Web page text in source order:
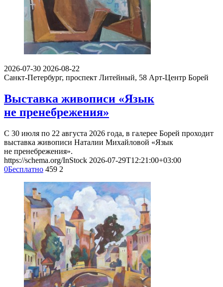
2026-07-30 2026-08-22
Санкт-Петербург, проспект Литейный, 58 Арт-Центр Борей
Выставка живописи «Язык
не пренебрежения»
С 30 июля по 22 августа 2026 года, в галерее Борей проходит
выставка живописи Наталии Михайловой «Язык
не пренебрежения».
https://schema.org/InStock 2026-07-29T12:21:00+03:00
0Бесплатно 459 2